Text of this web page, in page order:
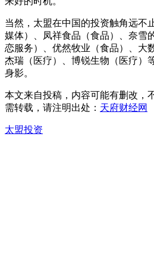
当然，太盟在中国的投资触角远不
媒体）、凤祥食品（食品）、奈雪
恋服务）、优然牧业（食品）、大
杰瑞（医疗）、博锐生物（医疗）
身影。
本文来自投稿，内容可能有删改，
需转载，请注明出处： 天府财经网
太盟投资